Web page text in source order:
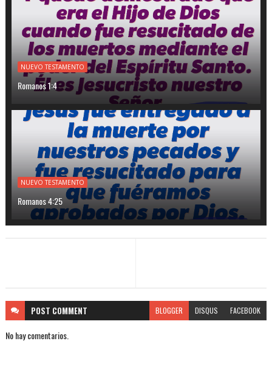
NUEVO TESTAMENTO
Romanos 1:4
NUEVO TESTAMENTO
Romanos 4:25
POST COMMENT BLOGGER DISQUS FACEBOOK
No hay comentarios.